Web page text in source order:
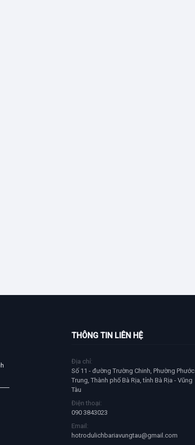
đường chỉ và dây kéo xanh,
tạo nên điểm nhấn thú vị cho
ngăn có dây ràng và một
các ngăn còn được trang bị
vali.
một ngăn có nấp đậy tiện
phụ và một túi riêng có
nhôm chắc chắn chịu được
bàn tay giúp bạn di chuyển
và cấu tạo xoay 360 độ, bạn
mọi địa hình xấu.
viên Quốc gia Vịnh
Bay Size S 24 inch - Silver
THÔNG TIN LIÊN HỆ
Địa chỉ:
Số 11 - đường Trường Chinh, Phường Phước
Trung, Thành phố Bà Rịa, tỉnh Bà Rịa - Vũng
Tàu
Điện thoại:
090 3843023
Email:
hotrodulichbariavungtau@gmail.com